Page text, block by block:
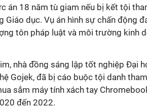
án 18 năm tù giam nếu bị kết tội
Giáo dục. Vụ án hình sự chấn động
tôn pháp luật và môi trường kinh
nhà đồng sáng lập tốt nghiệp Đại
Gojek, đã bị cáo buộc tội danh
sắm máy tính xách tay
đến 2022.